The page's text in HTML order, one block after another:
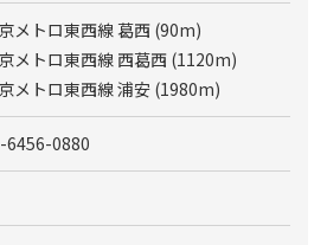
メトロ東西線 葛西 (90m)
メトロ東西線 西葛西 (1120m)
メトロ東西線 浦安 (1980m)
6456-0880